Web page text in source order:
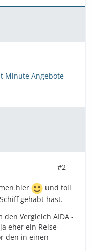
Minute Angebote
#2
hier
und toll
gehabt hast.
Vergleich AIDA -
eher ein Reise
den in einen